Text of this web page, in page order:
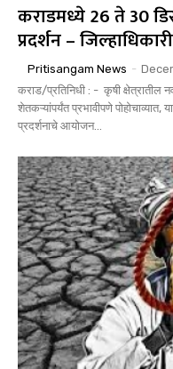
कराडमध्ये 26 ते 30
प्रदर्शन –
Pritisangam News -
कराड/प्रतिनिधी : - कृषी क्षेत्रातील नवनवीन तंत्रज्ञान, संशोधन आणि आधुनिक शेती पद्धती
शेतकऱ्यांपर्यंत प्रभावीपणे
प्रदर्शनाचे आयोजन...